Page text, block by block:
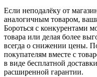
Если неподалёку от
аналогичным товаром,
Бороться с конкурентами
товара или делая более
всегда о снижении цены.
покупателям вместе с
в виде бесплатной
расширенной гарантии.